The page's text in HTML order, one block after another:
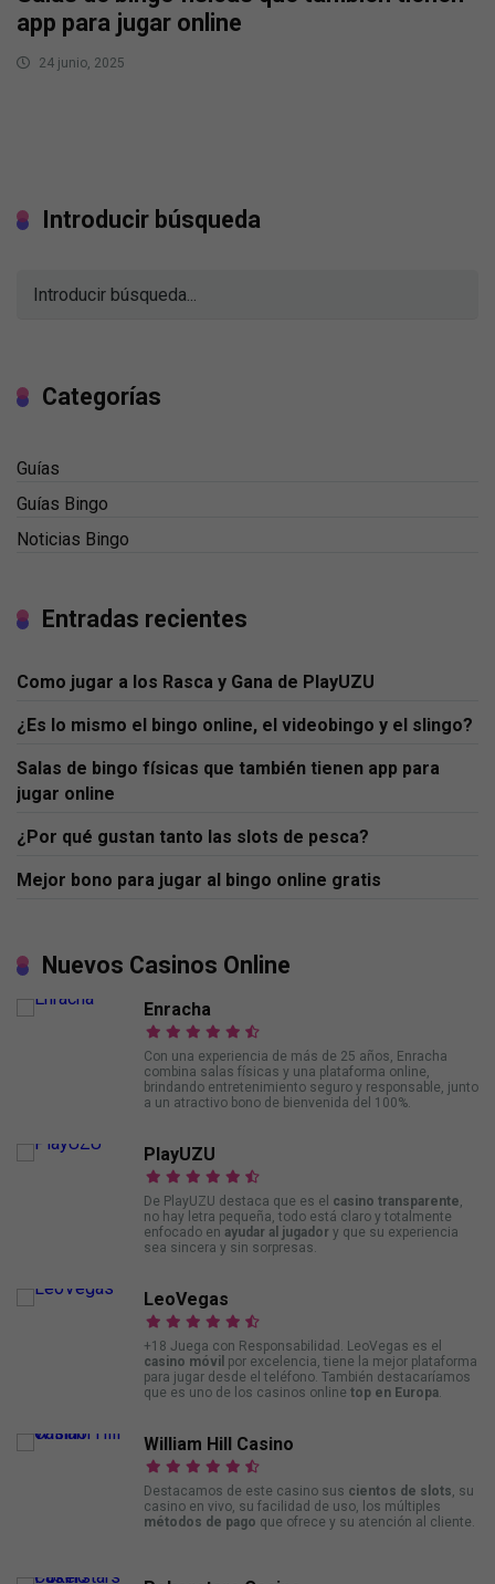
app para jugar online
24 junio, 2025
Introducir búsqueda
Categorías
Guías
Guías Bingo
Noticias Bingo
Entradas recientes
Como jugar a los Rasca y Gana de PlayUZU
¿Es lo mismo el bingo online, el videobingo y el slingo?
Salas de bingo físicas que también tienen app para
jugar online
¿Por qué gustan tanto las slots de pesca?
Mejor bono para jugar al bingo online gratis
Nuevos Casinos Online
Enracha
Con una experiencia de más de 25 años, Enracha
combina salas físicas y una plataforma online,
brindando entretenimiento seguro y responsable, junto
a un atractivo bono de bienvenida del 100%.
PlayUZU
De PlayUZU destaca que es el casino transparente,
no hay letra pequeña, todo está claro y totalmente
enfocado en ayudar al jugador y que su experiencia
sea sincera y sin sorpresas.
LeoVegas
+18 Juega con Responsabilidad. LeoVegas es el
casino móvil por excelencia, tiene la mejor plataforma
para jugar desde el teléfono. También destacaríamos
que es uno de los casinos online top en Europa.
William Hill Casino
Destacamos de este casino sus cientos de slots, su
casino en vivo, su facilidad de uso, los múltiples
métodos de pago que ofrece y su atención al cliente.